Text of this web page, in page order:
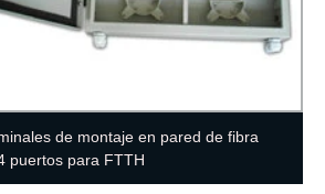
de montaje en pared de fibra
puertos para FTTH